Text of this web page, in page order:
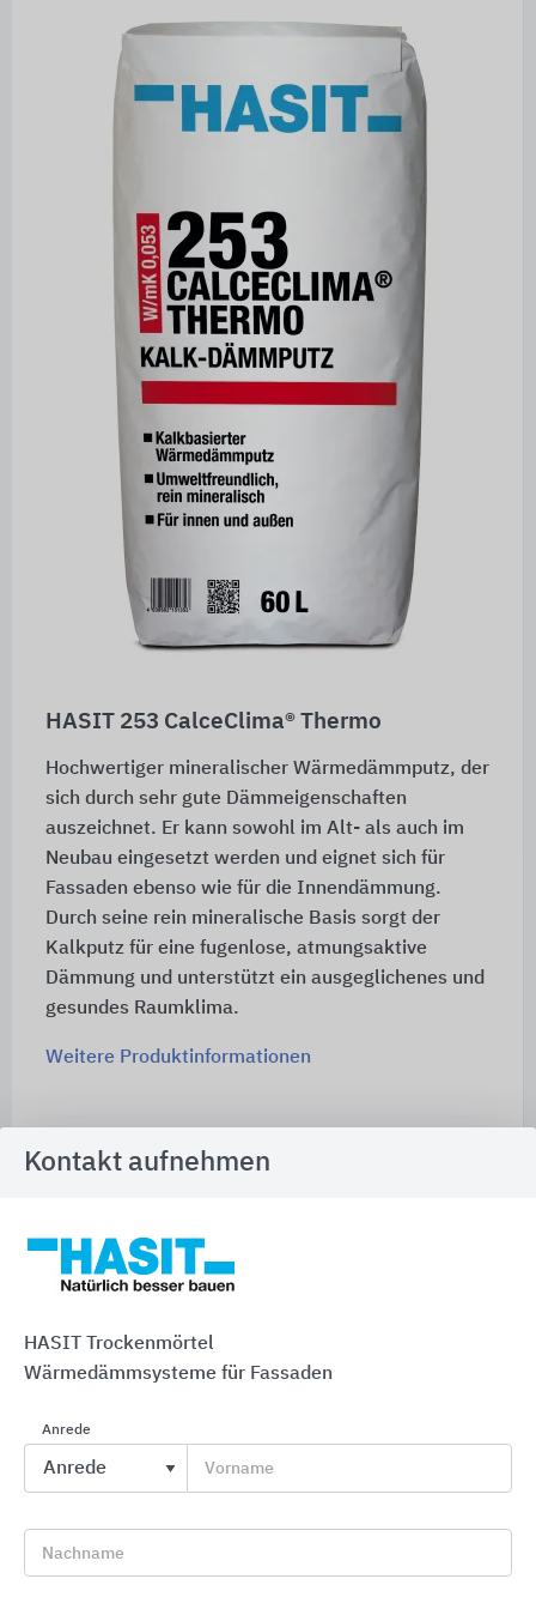
HASIT 253 CalceClima® Thermo
Hochwertiger mineralischer Wärmedämmputz, der
sich durch sehr gute Dämmeigenschaften
auszeichnet. Er kann sowohl im Alt- als auch im
Neubau eingesetzt werden und eignet sich für
Fassaden ebenso wie für die Innendämmung.
Durch seine rein mineralische Basis sorgt der
Kalkputz für eine fugenlose, atmungsaktive
Dämmung und unterstützt ein ausgeglichenes und
gesundes Raumklima.
Weitere Produktinformationen
Kontakt aufnehmen
HASIT Trockenmörtel
Wärmedämmsysteme für Fassaden
Anrede
Vorname
Nachname